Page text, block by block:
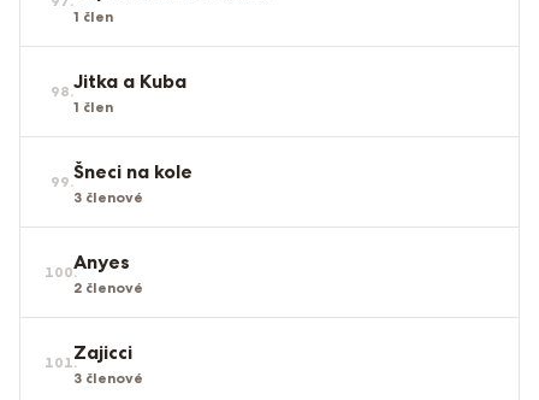
1 člen
98.Jitka a Kuba
1 člen
99.Šneci na kole
3 členové
100.Anyes
2 členové
101.Zajicci
3 členové